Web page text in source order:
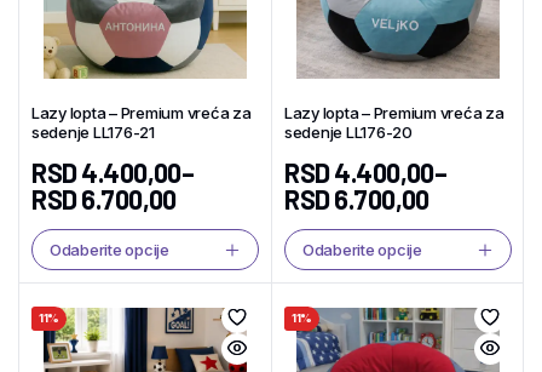
Lazy lopta – Premium vreća za
sedenje LL176-21
RSD4.400,00–
RSD6.700,00
Odaberite opcije
Lazy lopta – Premium vreća za
sedenje LL176-20
RSD4.400,00–
RSD6.700,00
Odaberite opcije
11% 11%